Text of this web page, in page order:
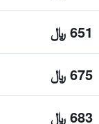
651 ﷼
675 ﷼
683 ﷼